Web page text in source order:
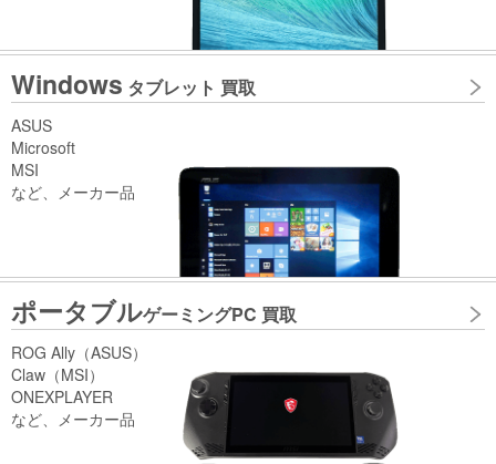
Windows タブレット 買取
ASUS
Microsoft
MSI
など、メーカー品
ポータブルゲーミングPC 買取
ROG Ally（ASUS）
Claw（MSI）
ONEXPLAYER
など、メーカー品